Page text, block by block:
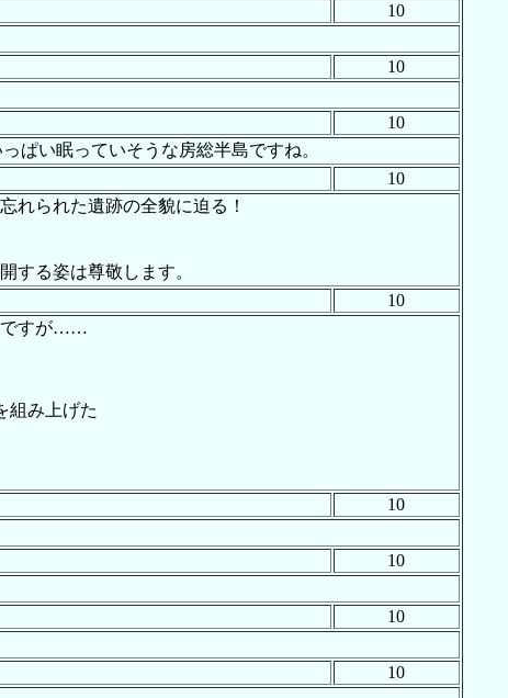
10
10
10
ぱい眠っていそうな房総半島ですね。
10
れられた遺跡の全貌に迫る！
する姿は尊敬します。
10
ですが……
組み上げた
10
10
10
10